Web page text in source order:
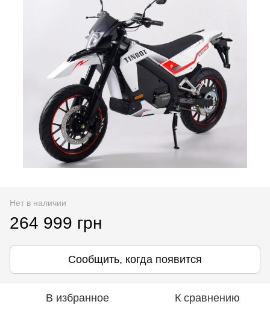
Нет в наличии
264 999 грн
Сообщить, когда появится
В избранное К сравнению